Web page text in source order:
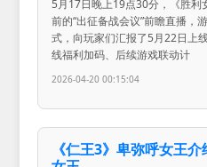
5月17日晚上19点30分，《胜利
前的“出征备战会议”前瞻直播，
式，向玩家们汇报了5月22日上
线福利加码、后续游戏联动计
2026-04-20 00:15:04
《仁王3》卑弥呼女王